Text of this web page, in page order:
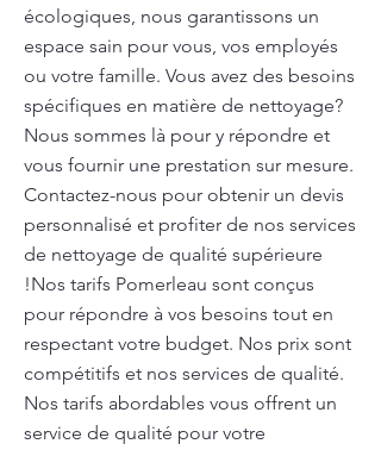
écologiques, nous garantissons un
espace sain pour vous, vos employés
ou votre famille. Vous avez des besoins
spécifiques en matière de nettoyage?
Nous sommes là pour y répondre et
vous fournir une prestation sur mesure.
Contactez-nous pour obtenir un devis
personnalisé et profiter de nos services
de nettoyage de qualité supérieure
!Nos tarifs Pomerleau sont conçus
pour répondre à vos besoins tout en
respectant votre budget. Nos prix sont
compétitifs et nos services de qualité.
Nos tarifs abordables vous offrent un
service de qualité pour votre